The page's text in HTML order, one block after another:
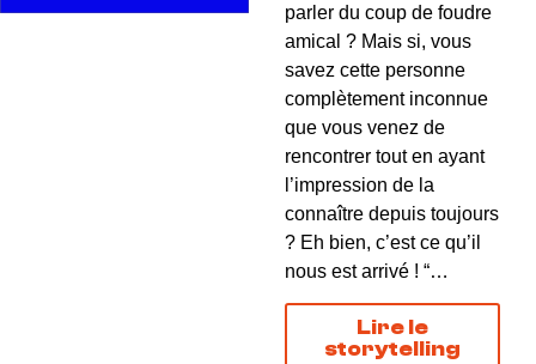
parler du coup de foudre
amical ? Mais si, vous
savez cette personne
complètement inconnue
que vous venez de
rencontrer tout en ayant
l’impression de la
connaître depuis toujours
? Eh bien, c’est ce qu’il
nous est arrivé ! “…
Lire le
storytelling